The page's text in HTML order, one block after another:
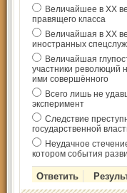
Величайшее в ХХ
правящего класса
Величайшая в ХХ
иностранных
Величайшая
участники революций
ими совершённого
Всего лишь не
эксперимент
Следствие
государственной
Неудачное
котором события